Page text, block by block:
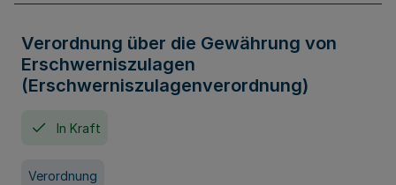
Verordnung über die Gewährung von
Erschwerniszulagen
(Erschwerniszulagenverordnung)
In Kraft
Verordnung